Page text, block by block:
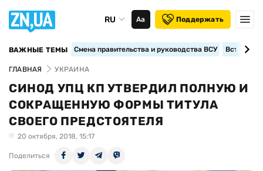
RU Аа Поддержать
ВАЖНЫЕ ТЕМЫ Смена правительства и руководства ВСУ
ГЛАВНАЯ УКРАИНА
СИНОД УПЦ КП УТВЕРДИЛ ПОЛНУЮ И
СОКРАЩЕННУЮ ФОРМЫ ТИТУЛА
СВОЕГО ПРЕДСТОЯТЕЛЯ
20 октября, 2018, 15:17
Поделиться